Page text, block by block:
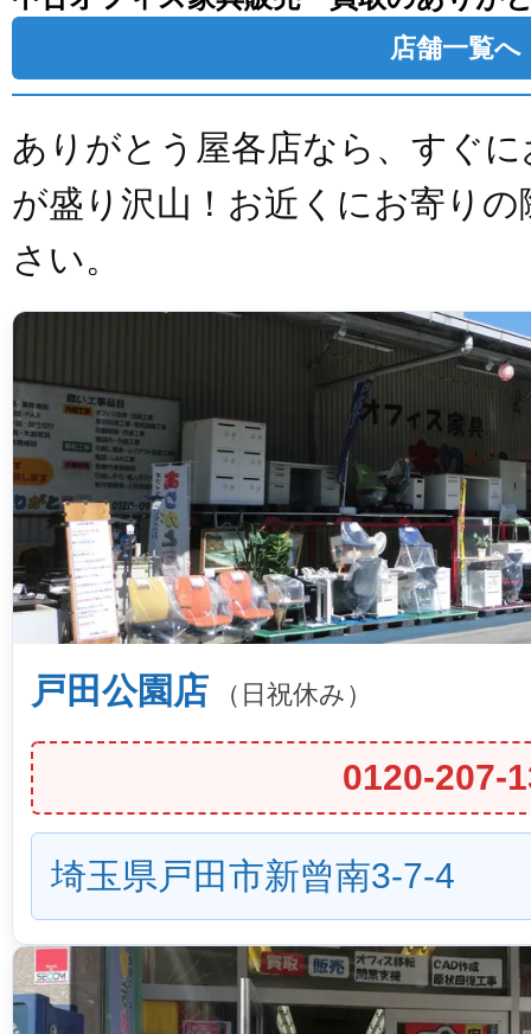
店舗一覧へ
ありがとう屋各店なら、すぐ
が盛り沢山！お近くにお寄り
さい。
戸田公園店 （日祝休み）
0120-207-
埼玉県戸田市新曾南3-7-4